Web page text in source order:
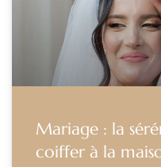
Mariage : la
coiffer à la